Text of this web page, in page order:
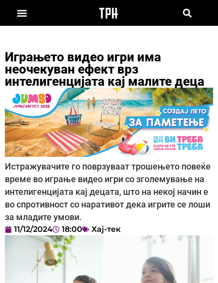
Играњето видео игри има
неочекуван ефект врз
интелигенцијата кај малите деца
Истражувачите го поврзуваат трошењето повеќе
време во играње видео игри со зголемување на
интелигенцијата кај децата, што на некој начин е
во спротивност со наративот дека игрите се лоши
за младите умови.
11/12/2024 18:00 Хај-тек